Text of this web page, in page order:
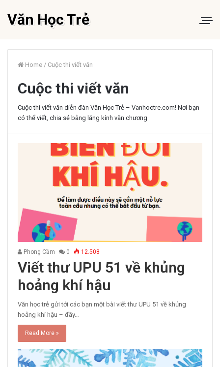
Văn Học Trẻ
Home / Cuộc thi viết văn
Cuộc thi viết văn
Cuộc thi viết văn diễn đàn Văn Học Trẻ – Vanhoctre.com! Nơi bạn
có thể viết, chia sẻ bằng lăng kính văn chương
Phong Cầm 0 12.508
Viết thư UPU 51 về khủng
hoảng khí hậu
Văn học trẻ gửi tới các bạn một bài viết thư UPU 51 về khủng
hoảng khí hậu – đầy…
Read More »